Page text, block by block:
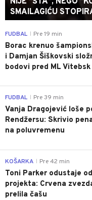
SMAILAGIĆU
FUDBAL Pre 19 min
Borac krenuo
i Damjan Šiškovski
bodovi pred ML Vitebsk
FUDBAL Pre 39 min
Vanja Dragojević loše
Rendžersu: Skrivio
na poluvremenu
KOŠARKA Pre 42 min
Toni Parker odustaje
projekta: Crvena
prelila čašu